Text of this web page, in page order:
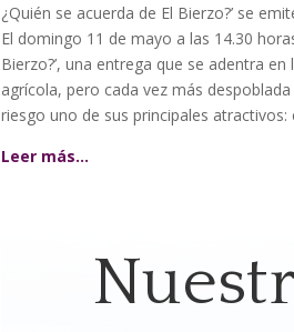
¿Quién se acuerda de El Bierzo?’ se
El domingo 11 de mayo a las 14.30
Bierzo?’, una entrega que se adentra
agrícola, pero cada vez más
riesgo uno de sus principales atractivos:
Leer más…